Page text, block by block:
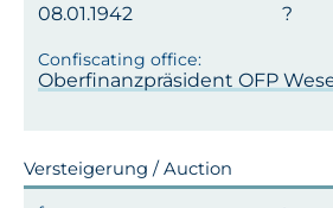
08.01.1942
Oberfinanzpräsident OFP
Versteigerung / Auction